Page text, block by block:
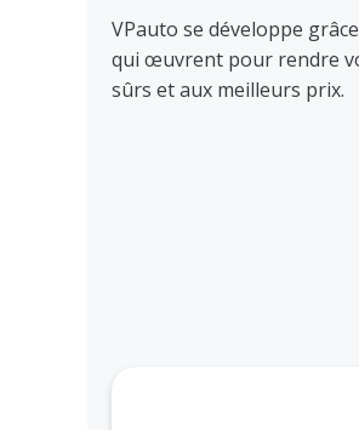
VPauto se développe
qui œuvrent pour rendre
sûrs et aux meilleurs prix.